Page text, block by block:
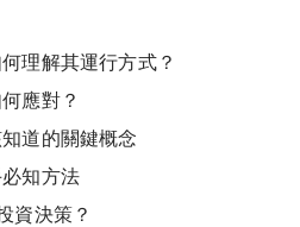
理解其運行方式？
應對？
道的關鍵概念
知方法
資決策？